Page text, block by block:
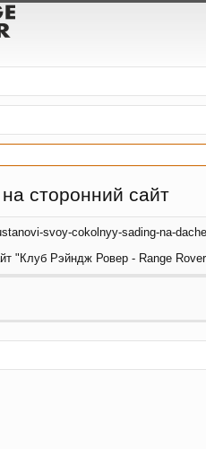
сторонний сайт
svoy-cokolnyy-sading-na-
"Клуб Рэйндж Ровер - Range